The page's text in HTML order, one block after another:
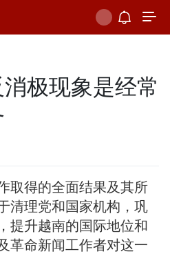
极现象是经常
取得的全面结果及其所
清理党和国家机构，巩
提升越南的国际地位和
革命新闻工作者对这一